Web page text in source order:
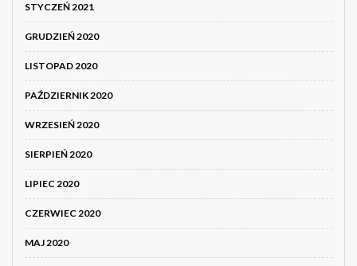
STYCZEŃ 2021
GRUDZIEŃ 2020
LISTOPAD 2020
PAŹDZIERNIK 2020
WRZESIEŃ 2020
SIERPIEŃ 2020
LIPIEC 2020
CZERWIEC 2020
MAJ 2020